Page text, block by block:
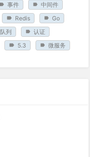
事件
中间件
Redis
Go
队列
认证
5.3
微服务